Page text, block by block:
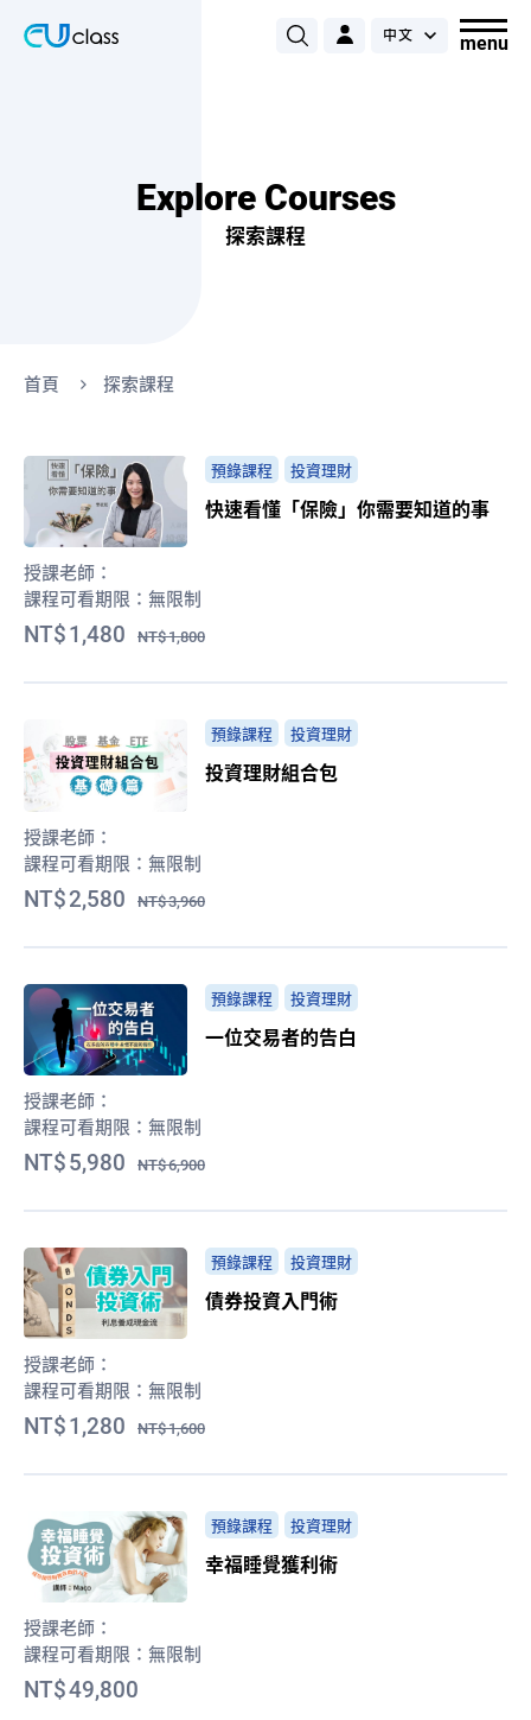
Explore Courses
探索課程
首頁 探索課程
預錄課程 投資理財
快速看懂「保險」你需要知道的事
授課老師：
課程可看期限： 無限制
1,480 1,800
預錄課程 投資理財
投資理財組合包
授課老師：
課程可看期限： 無限制
2,580 3,960
預錄課程 投資理財
一位交易者的告白
授課老師：
課程可看期限： 無限制
5,980 6,900
預錄課程 投資理財
債券投資入門術
授課老師：
課程可看期限： 無限制
1,280 1,600
預錄課程 投資理財
幸福睡覺獲利術
授課老師：
課程可看期限： 無限制
49,800